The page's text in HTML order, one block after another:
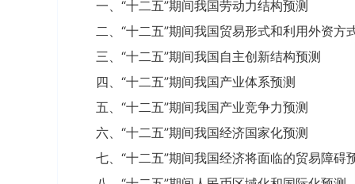
一、“十二五”期间我国劳动力结构预测
二、“十二五”期间我国贸易形式和利用外资方
三、“十二五”期间我国自主创新结构预测
四、“十二五”期间我国产业体系预测
五、“十二五”期间我国产业竞争力预测
六、“十二五”期间我国经济国家化预测
七、“十二五”期间我国经济将面临的贸易障碍